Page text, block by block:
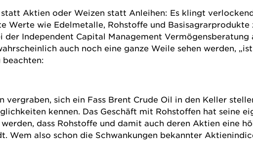
Aktien oder Weizen statt Anleihen: Es klingt
Werte wie Edelmetalle, Rohstoffe und
Independent Capital Management Vermögensberatung
auch noch eine ganze Weile sehen werden,
beachten:
vergraben, sich ein Fass Brent Crude Oil in den Keller
kennen. Das Geschäft mit Rohstoffen hat seine
dass Rohstoffe und damit auch deren Aktien eine
Wem also schon die Schwankungen bekannter